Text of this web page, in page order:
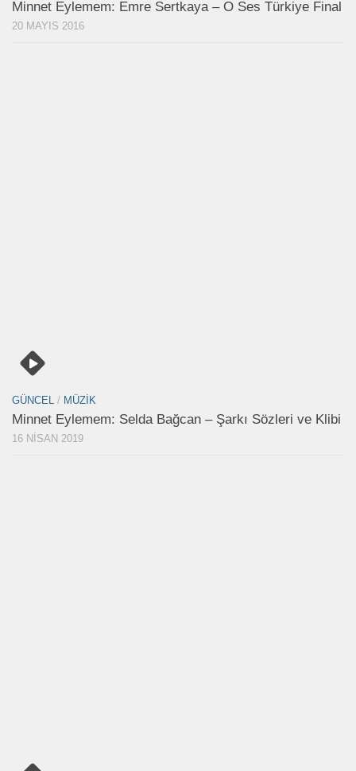
Minnet Eylemem: Emre Sertkaya – O Ses Türkiye Final
20 MAYIS 2016
GÜNCEL / MÜZIK
Minnet Eylemem: Selda Bağcan – Şarkı Sözleri ve Klibi
16 NISAN 2019